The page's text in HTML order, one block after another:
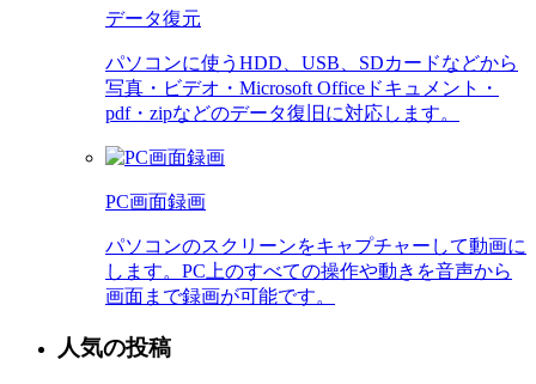
データ復元
パソコンに使うHDD、USB、SDカードなどから
写真・ビデオ・Microsoft Officeドキュメント・
pdf・zipなどのデータ復旧に対応します。
PC画面録画
パソコンのスクリーンをキャプチャーして動画に
します。PC上のすべての操作や動きを音声から
画面まで録画が可能です。
人気の投稿